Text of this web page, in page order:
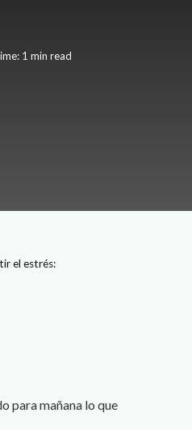
1 min read
el estrés:
para mañana lo que